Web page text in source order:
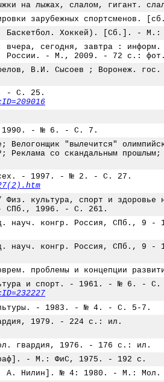
на лыжах, слалом,
зарубежных
Баскетбол. Хоккей). [Сб.]. -
сегодня, завтра :
России. - М., 2009. - 72 с.: фот.
В.И. Сысоев ; Воронеж.
- С. 25.
- 1990. - № 6. - С. 7.
"вылечится"
Реклама со скандальным
всех. - 1997. - № 2. - С. 27.
культура, спорт и
СПб., 1996. - С. 261.
науч. конгр. Россия, СПб.,
науч. конгр. Россия, СПб.,
проблемы и концепции
и спорт. - 1961. - № 6. - С.
- 1983. - № 4. - С. 5-7.
1979. - 224 с.: ил.
гвардия, 1976. - 176 с.: ил.
- М.: ФиС, 1975. - 192 с.
А. Нилин]. № 4: 1980. - М.: